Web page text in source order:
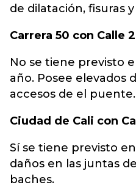
de dilatación, fisuras
Carrera 50 con Calle
No se tiene previsto
año. Posee elevados
accesos de el puente.
Ciudad de Cali con
Sí se tiene previsto
daños en las juntas
baches.